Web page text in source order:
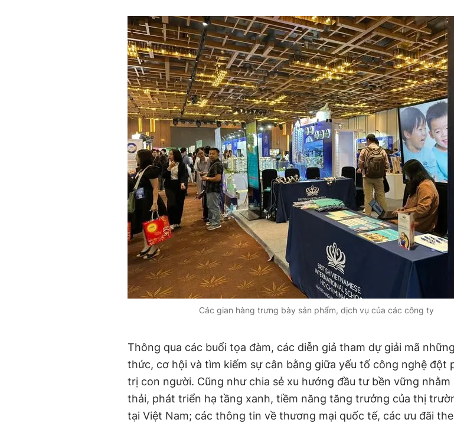
Các gian hàng trưng bày sản phẩm, dịch vụ của các công ty
Thông qua các buổi tọa đàm, các diễn giả tham dự giải mã
thức, cơ hội và tìm kiếm sự cân bằng giữa yếu tố công nghệ đột
trị con người. Cũng như chia sẻ xu hướng đầu tư bền vững nhằm
thải, phát triển hạ tầng xanh, tiềm năng tăng trưởng của thị
tại Việt Nam; các thông tin về thương mại quốc tế, các ưu đãi